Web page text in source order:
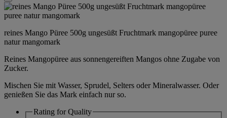
reines Mango Püree 500g ungesüßt Fruchtmark mangopüree puree
natur mangomark
Reines Mangopüree aus sonnengereiften Mangos ohne Zugabe von
Zucker.
Mischen Sie mit Wasser, Sprudel, Selters oder Mineralwasser. Oder
genießen Sie das Mark einfach nur so.
Rating forQuality